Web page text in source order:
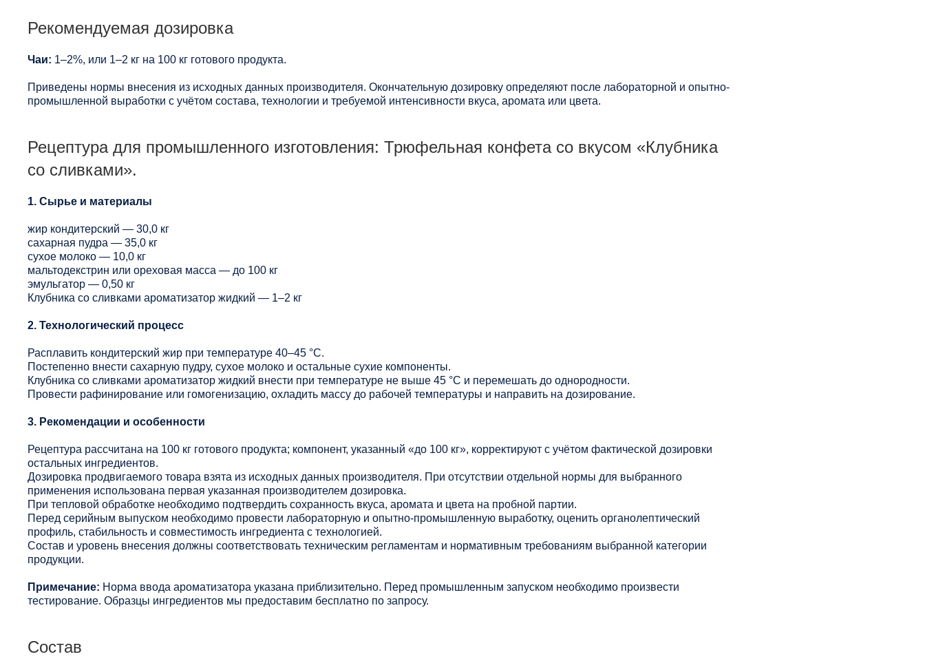
Рекомендуемая дозировка
Чаи: 1–2%, или 1–2 кг на 100 кг готового продукта.
Приведены нормы внесения из исходных данных производителя. Окончательную дозировку определяют после лабораторной и опытно-
промышленной выработки с учётом состава, технологии и требуемой интенсивности вкуса, аромата или цвета.
Рецептура для промышленного изготовления: Трюфельная конфета со вкусом «Клубника
со сливками».
1. Сырье и материалы
жир кондитерский — 30,0 кг
сахарная пудра — 35,0 кг
сухое молоко — 10,0 кг
мальтодекстрин или ореховая масса — до 100 кг
эмульгатор — 0,50 кг
Клубника со сливками ароматизатор жидкий — 1–2 кг
2. Технологический процесс
Расплавить кондитерский жир при температуре 40–45 °C.
Постепенно внести сахарную пудру, сухое молоко и остальные сухие компоненты.
Клубника со сливками ароматизатор жидкий внести при температуре не выше 45 °C и перемешать до однородности.
Провести рафинирование или гомогенизацию, охладить массу до рабочей температуры и направить на дозирование.
3. Рекомендации и особенности
Рецептура рассчитана на 100 кг готового продукта; компонент, указанный «до 100 кг», корректируют с учётом фактической дозировки
остальных ингредиентов.
Дозировка продвигаемого товара взята из исходных данных производителя. При отсутствии отдельной нормы для выбранного
применения использована первая указанная производителем дозировка.
При тепловой обработке необходимо подтвердить сохранность вкуса, аромата и цвета на пробной партии.
Перед серийным выпуском необходимо провести лабораторную и опытно-промышленную выработку, оценить органолептический
профиль, стабильность и совместимость ингредиента с технологией.
Состав и уровень внесения должны соответствовать техническим регламентам и нормативным требованиям выбранной категории
продукции.
Примечание: Норма ввода ароматизатора указана приблизительно. Перед промышленным запуском необходимо произвести
тестирование. Образцы ингредиентов мы предоставим бесплатно по запросу.
Состав